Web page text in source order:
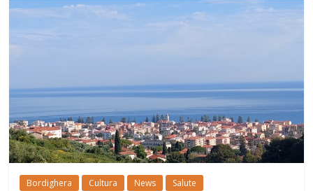
Bordighera Cultura News Salute